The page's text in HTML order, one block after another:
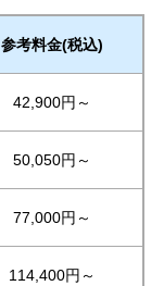
参考料金(税込)
42,900円～
50,050円～
77,000円～
114,400円～